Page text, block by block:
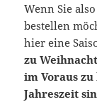
Wenn Sie
bestellen
hier eine
zu
im Voraus
Jahreszeit